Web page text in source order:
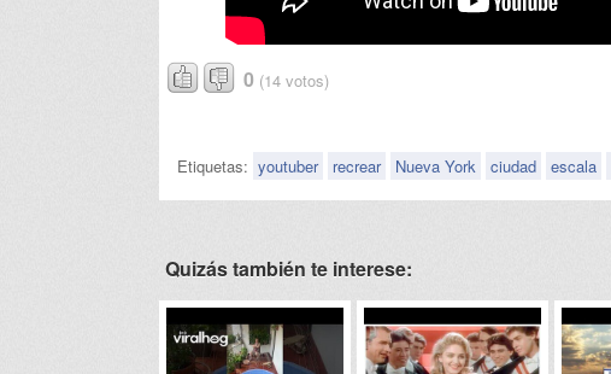
0 (14 votos)
Etiquetas: youtuber recrear Nueva York ciudad escala
Quizás también te interese: